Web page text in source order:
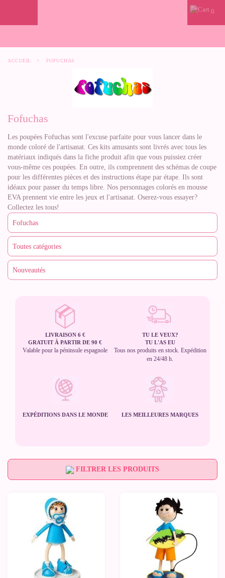
0
ACCUEIL > FOFUCHAS
Fofuchas
Les poupées Fofuchas sont l'excuse parfaite pour vous lancer dans le
monde coloré de l'artisanat. Ces kits amusants sont livrés avec tous les
matériaux indiqués dans la fiche produit afin que vous puissiez créer
vous-même ces poupées. En outre, ils comprennent des schémas de coupe
pour les différentes pièces et des instructions étape par étape. Ils sont
idéaux pour passer du temps libre. Nos personnages colorés en mousse
EVA prennent vie entre les jeux et l'artisanat. Oserez-vous essayer?
Collectez les tous!
LIVRAISON 6 €
GRATUIT À PARTIR DE 90 €
Valable pour la péninsule espagnole
TU LE VEUX?
TU L'AS EU
Tous nos produits en stock. Expédition
en 24/48 h.
EXPÉDITIONS DANS LE MONDE LES MEILLEURES MARQUES
FILTRER LES PRODUITS